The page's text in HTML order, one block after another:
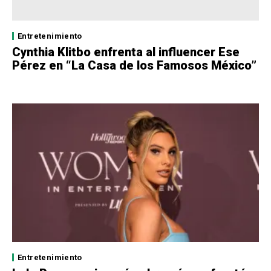
Entretenimiento
Cynthia Klitbo enfrenta al influencer Ese
Pérez en “La Casa de los Famosos México”
Entretenimiento